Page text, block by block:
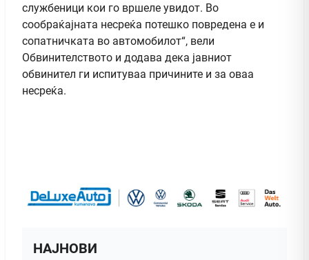
службеници кои го вршеле увидот. Во
сообраќајната несреќа потешко повредена е и
сопатничката во автомобилот“, вели
Обвинителството и додава дека јавниот
обвинител ги испитуваа причините и за оваа
несреќа.
НАЈНОВИ